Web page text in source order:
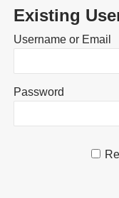
Existing
Username or Email
Password